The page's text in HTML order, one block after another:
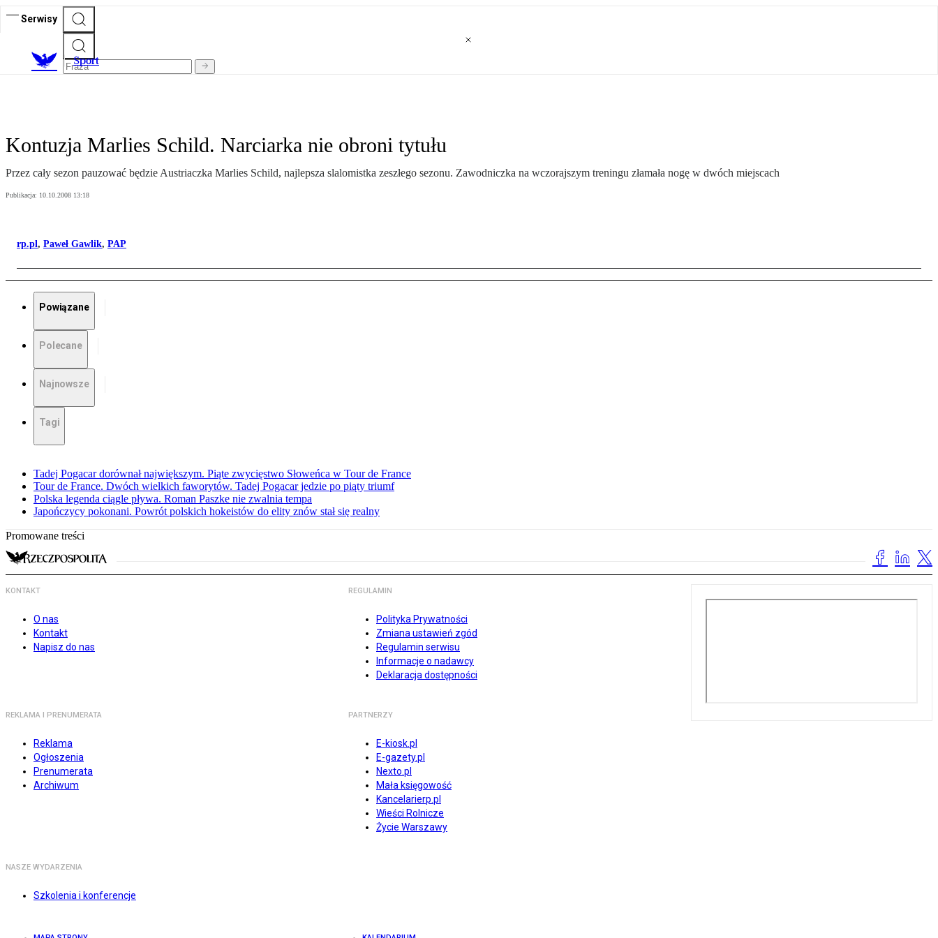
Serwisy
Sport
Kontuzja Marlies Schild. Narciarka nie obroni tytułu
Przez cały sezon pauzować będzie Austriaczka Marlies Schild, najlepsza slalomistka zeszłego sezonu. Zawodniczka na wczorajszym treningu złamała nogę w dwóch miejscach
Publikacja: 10.10.2008 13:18
rp.pl, Paweł Gawlik, PAP
Powiązane
Polecane
Najnowsze
Tagi
Tadej Pogacar dorównał największym. Piąte zwycięstwo Słoweńca w Tour de France
Tour de France. Dwóch wielkich faworytów. Tadej Pogacar jedzie po piąty triumf
Polska legenda ciągle pływa. Roman Paszke nie zwalnia tempa
Japończycy pokonani. Powrót polskich hokeistów do elity znów stał się realny
Promowane treści
KONTAKT
O nas
Kontakt
Napisz do nas
REGULAMIN
Polityka Prywatności
Zmiana ustawień zgód
Regulamin serwisu
Informacje o nadawcy
Deklaracja dostępności
REKLAMA I PRENUMERATA
Reklama
Ogłoszenia
Prenumerata
Archiwum
PARTNERZY
E-kiosk.pl
E-gazety.pl
Nexto.pl
Mała księgowość
Kancelarierp.pl
Wieści Rolnicze
Życie Warszawy
NASZE WYDARZENIA
Szkolenia i konferencje